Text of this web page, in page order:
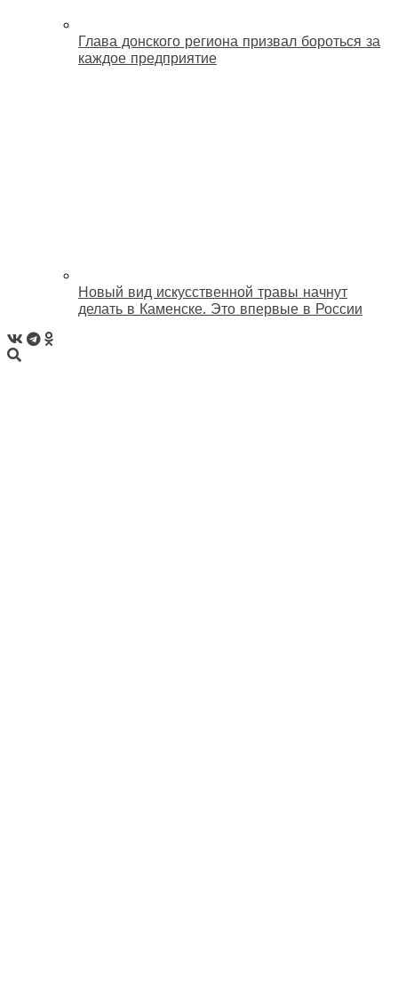
Глава донского региона призвал бороться за
каждое предприятие
Новый вид искусственной травы начнут
делать в Каменске. Это впервые в России